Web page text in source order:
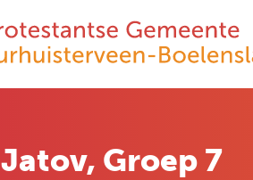
Jatov, Groep 7